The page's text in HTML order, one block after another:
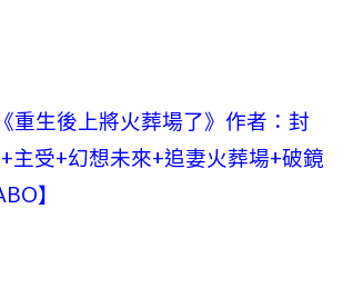
《重生後上將火葬場了》作者：封
主受+幻想未來+追妻火葬場+破鏡
】